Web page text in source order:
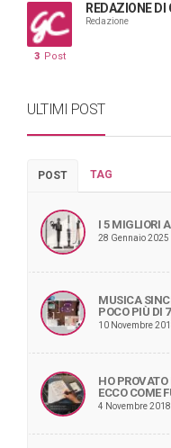
REDAZIONE DI
Redazione
3 Post
ULTIMI POST
POST TAG
I 5 MIGLIORI
28 Gennaio 2025
MUSICA
POCO PIÙ DI
10 Novembre
HO
ECCO COME
4 Novembre 2018